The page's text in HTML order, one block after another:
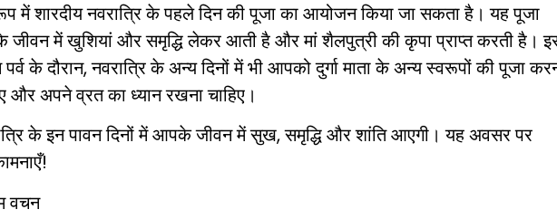
में शारदीय नवरात्रि के पहले दिन की पूजा का आयोजन किया जा सकता है। यह पूजा
में खुशियां और समृद्धि लेकर आती है और मां शैलपुत्री की कृपा प्राप्त करती है।
पर्व के दौरान, नवरात्रि के अन्य दिनों में भी आपको दुर्गा माता के अन्य स्वरूपों की पूजा
और अपने व्रत का ध्यान रखना चाहिए।
के इन पावन दिनों में आपके जीवन में सुख, समृद्धि और शांति आएगी। यह अवसर पर
वचन